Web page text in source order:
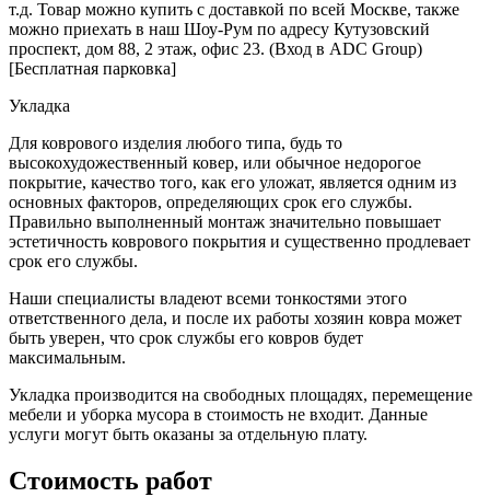
т.д. Товар можно купить с доставкой по всей Москве, также
можно приехать в наш Шоу-Рум по адресу Кутузовский
проспект, дом 88, 2 этаж, офис 23. (Вход в ADC Group)
[Бесплатная парковка]
Укладка
Для коврового изделия любого типа, будь то
высокохудожественный ковер, или обычное недорогое
покрытие, качество того, как его уложат, является одним из
основных факторов, определяющих срок его службы.
Правильно выполненный монтаж значительно повышает
эстетичность коврового покрытия и существенно продлевает
срок его службы.
Наши специалисты владеют всеми тонкостями этого
ответственного дела, и после их работы хозяин ковра может
быть уверен, что срок службы его ковров будет
максимальным.
Укладка производится на свободных площадях, перемещение
мебели и уборка мусора в стоимость не входит. Данные
услуги могут быть оказаны за отдельную плату.
Стоимость работ